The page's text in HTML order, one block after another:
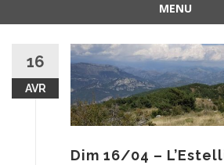
MENU
contenu
16
AVR
Dim 16/04 –